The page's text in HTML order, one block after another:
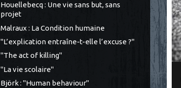
Houellebecq : Une vie sans but, sans
projet
Malraux : La Condition humaine
"L’explication entraîne-t-elle l’excuse ?"
"The act of killing"
"La vie scolaire"
Björk : "Human behaviour"